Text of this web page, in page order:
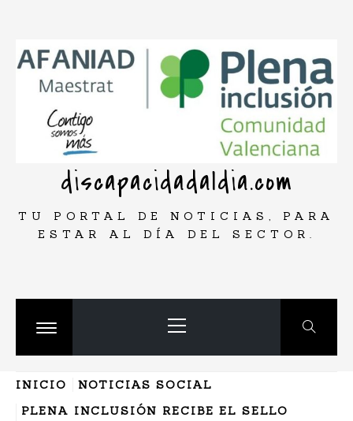
contenido
discapacidadaldia.com
TU PORTAL DE NOTICIAS, PARA
ESTAR AL DÍA DEL SECTOR.
Cambiar
principal
INICIO
NOTICIAS SOCIAL
PLENA INCLUSIÓN RECIBE EL SELLO